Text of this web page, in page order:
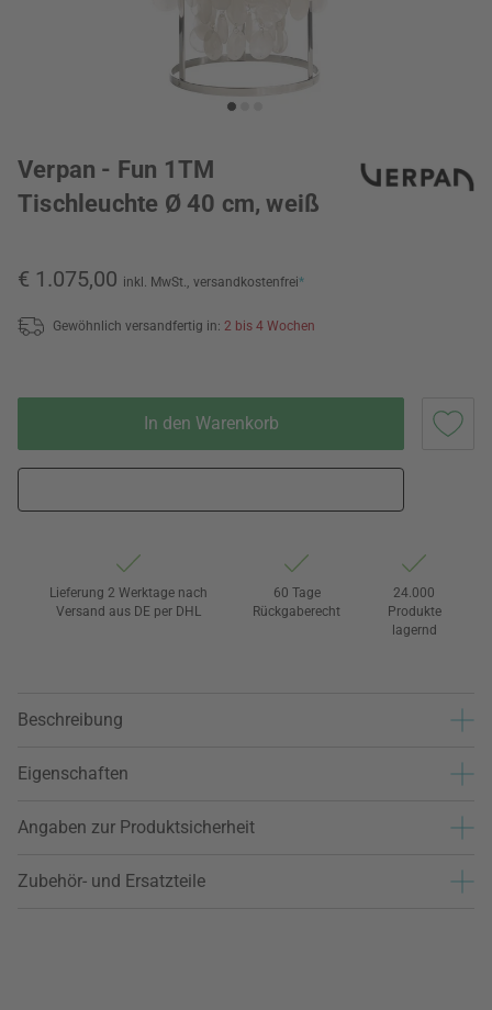
Verpan - Fun 1TM
Tischleuchte Ø 40 cm, weiß
€ 1.075,00 inkl. MwSt., versandkostenfrei*
Gewöhnlich versandfertig in: 2 bis 4 Wochen
In den Warenkorb
Lieferung 2 Werktage nach
Versand aus DE per DHL
60 Tage
Rückgaberecht
24.000
Produkte
lagernd
Beschreibung
Eigenschaften
Angaben zur Produktsicherheit
Zubehör- und Ersatzteile